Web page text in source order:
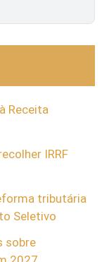
Receita
IRRF
tributária
Seletivo
sobre